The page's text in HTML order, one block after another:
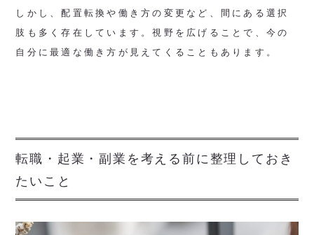
しかし、配置転換や働き方の変更など、間にある選択
肢も多く存在しています。視野を広げることで、今の
自分に最適な働き方が見えてくることもあります。
転職・起業・副業を考える前に整理しておき
たいこと